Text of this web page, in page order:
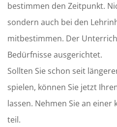
bestimmen den Zeitpunkt.
sondern auch bei den
mitbestimmen. Der
Bedürfnisse ausgerichtet.
Sollten Sie schon seit
spielen, können Sie jetzt
lassen. Nehmen Sie an
teil.